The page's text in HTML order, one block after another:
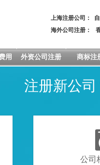
上海注册公司：
海外公司注册：
用 外资公司注册 商标注
注册新公
公司